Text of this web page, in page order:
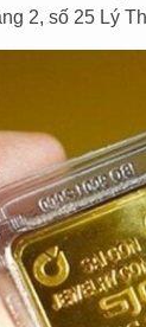
2, số 25 Lý